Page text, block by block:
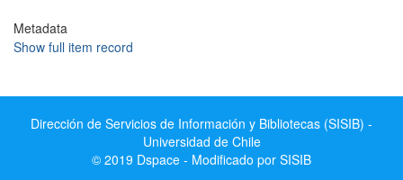
Metadata
Show full item record
Dirección de Servicios de Información y Bibliotecas (SISIB) -
Universidad de Chile
© 2019 Dspace - Modificado por SISIB